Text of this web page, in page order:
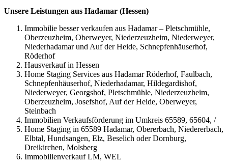
Unsere Leistungen aus Hadamar (Hessen)
Immobilie besser verkaufen aus Hadamar – Pletschmühle,
Oberzeuzheim, Oberweyer, Niederzeuzheim, Niederweyer,
Niederhadamar und Auf der Heide, Schnepfenhäuserhof,
Röderhof
Hausverkauf in Hessen
Home Staging Services aus Hadamar Röderhof, Faulbach,
Schnepfenhäuserhof, Niederhadamar, Hildegardishof,
Niederweyer, Georgshof, Pletschmühle, Niederzeuzheim,
Oberzeuzheim, Josefshof, Auf der Heide, Oberweyer,
Steinbach
Immobilien Verkaufsförderung im Umkreis 65589, 65604, /
Home Staging in 65589 Hadamar, Obererbach, Niedererbach,
Elbtal, Hundsangen, Elz, Beselich oder Dornburg,
Dreikirchen, Molsberg
Immobilienverkauf LM, WEL